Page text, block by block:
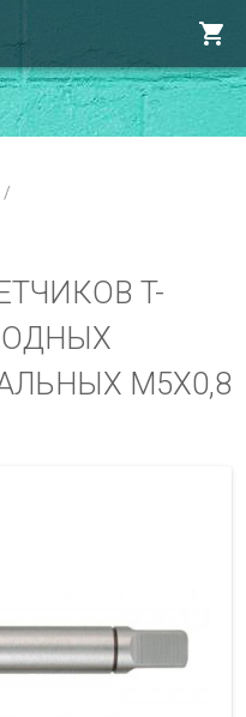
/
T-
М5Х0,8